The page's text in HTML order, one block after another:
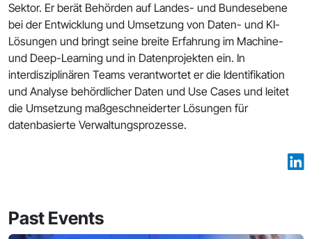
Sektor. Er berät Behörden auf Landes- und Bundesebene
bei der Entwicklung und Umsetzung von Daten- und KI-
Lösungen und bringt seine breite Erfahrung im Machine-
und Deep-Learning und in Datenprojekten ein. In
interdisziplinären Teams verantwortet er die Identifikation
und Analyse behördlicher Daten und Use Cases und leitet
die Umsetzung maßgeschneiderter Lösungen für
datenbasierte Verwaltungsprozesse.
Past Events